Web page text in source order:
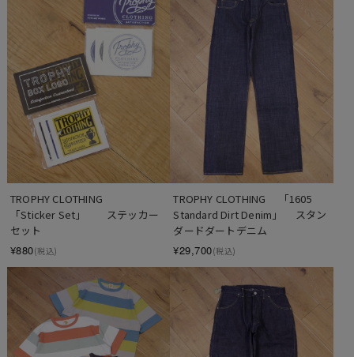
TROPHY CLOTHING
「Sticker Set」　　ステッカー
セット
¥880(税込)
TROPHY CLOTHING　 「1605
Standard Dirt Denim」 　スタン
ダードダートデニム
¥29,700(税込)